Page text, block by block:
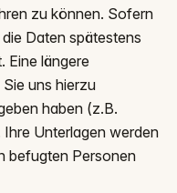
zu können. Sofern
Daten spätestens
Eine längere
uns hierzu
haben (z.B.
Unterlagen werden
befugten Personen